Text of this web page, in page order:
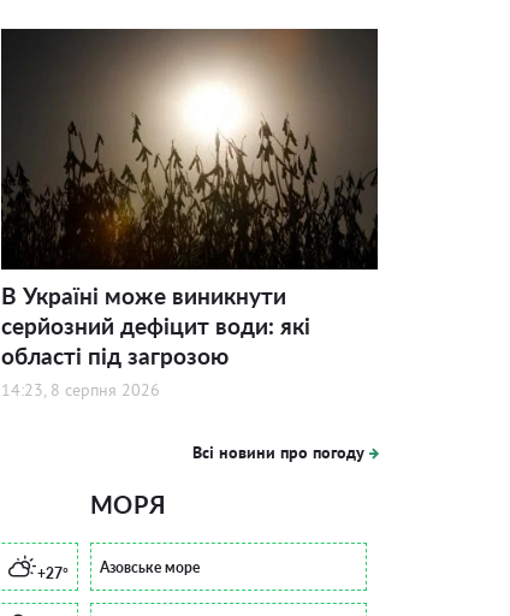
В Україні може виникнути
серйозний дефіцит води: які
області під загрозою
14:23, 8 серпня 2026
Всі новини про погоду
+27°
МОРЯ
Азовське море